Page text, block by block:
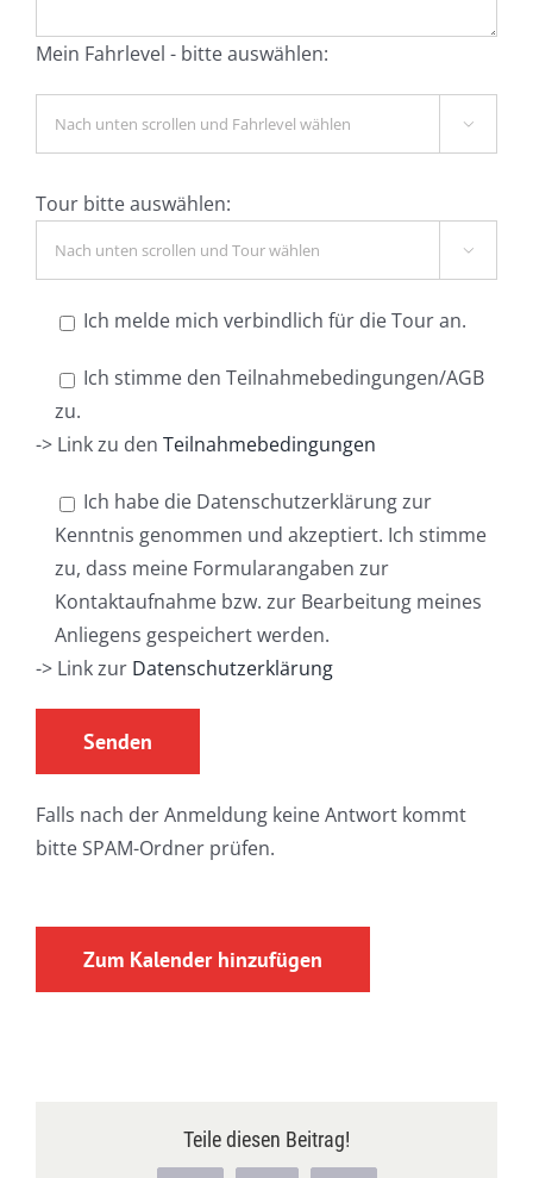
Mein Fahrlevel - bitte auswählen:

Tour bitte auswählen:

Ich melde mich verbindlich für die Tour an.
Ich stimme den Teilnahmebedingungen/AGB
zu.
-> Link zu den Teilnahmebedingungen
Ich habe die Datenschutzerklärung zur
Kenntnis genommen und akzeptiert. Ich stimme
zu, dass meine Formularangaben zur
Kontaktaufnahme bzw. zur Bearbeitung meines
Anliegens gespeichert werden.
-> Link zur Datenschutzerklärung
Falls nach der Anmeldung keine Antwort kommt
bitte SPAM-Ordner prüfen.
Zum Kalender hinzufügen
Teile diesen Beitrag!